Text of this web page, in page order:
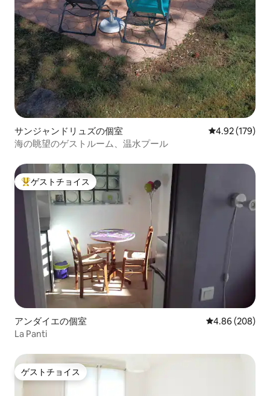
サンジャンドリュズの個室 レビュー179
4.92 (179)
海の眺望のゲストルーム、温水プール
大好評のゲストチョイスです。
ゲストチョイス
アンダイエの個室 レビュー208
4.86 (208)
La Panti
ゲストチョイス
ゲストチョイス